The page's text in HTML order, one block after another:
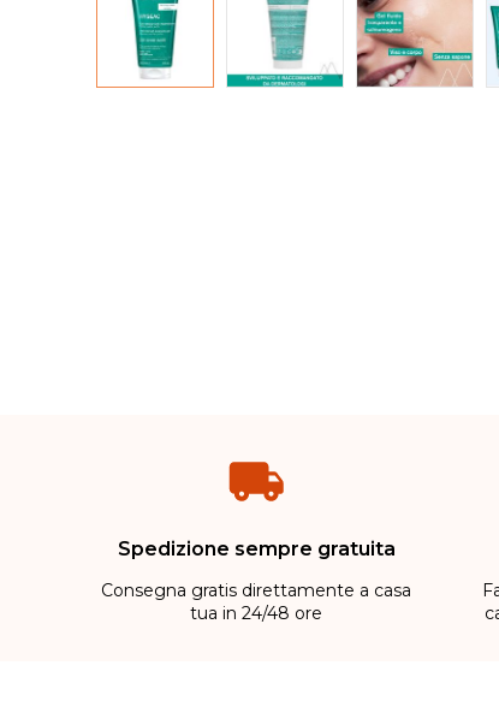
Spedizione sempre gratuita
Consegna gratis direttamente a casa
tua in 24/48 ore